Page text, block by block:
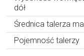
dół
Średnica talerza
Pojemność talerzy